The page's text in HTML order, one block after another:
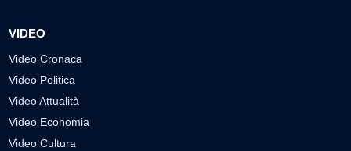
VIDEO
Video Cronaca
Video Politica
Video Attualità
Video Economia
Video Cultura